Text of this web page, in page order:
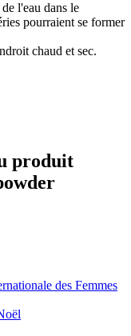
l'eau dans le
pourraient se former
chaud et sec.
produit
des Femmes